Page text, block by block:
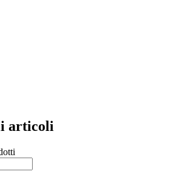
articoli